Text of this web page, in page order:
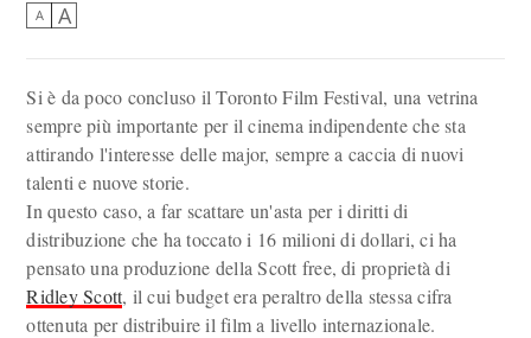
A A
Si è da poco concluso il Toronto Film Festival, una vetrina
sempre più importante per il cinema indipendente che sta
attirando l'interesse delle major, sempre a caccia di nuovi
talenti e nuove storie.
In questo caso, a far scattare un'asta per i diritti di
distribuzione che ha toccato i 16 milioni di dollari, ci ha
pensato una produzione della Scott free, di proprietà di
Ridley Scott, il cui budget era peraltro della stessa cifra
ottenuta per distribuire il film a livello internazionale.